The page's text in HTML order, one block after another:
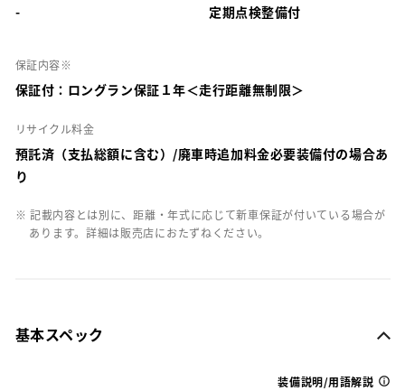
- 定期点検整備付
保証内容※
保証付：ロングラン保証１年＜走行距離無制限＞
リサイクル料金
預託済（支払総額に含む）/廃車時追加料金必要装備付の場合あ
り
※ 記載内容とは別に、距離・年式に応じて新車保証が付いている場合が
あります。詳細は販売店におたずねください。
基本スペック
装備説明/用語解説